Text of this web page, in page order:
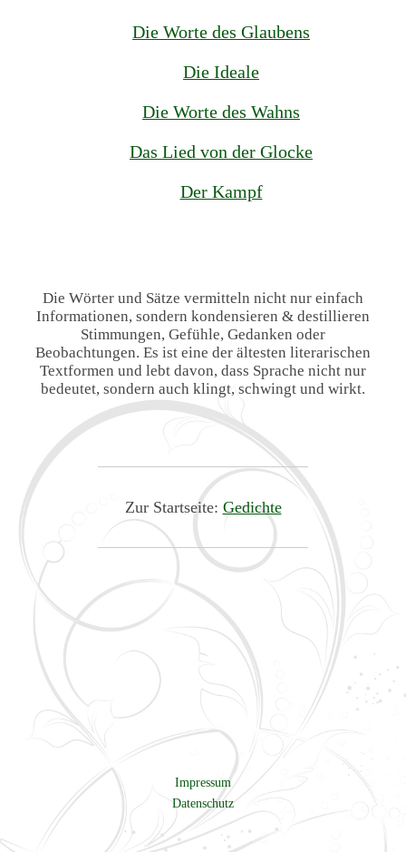
Die Worte des Glaubens
Die Ideale
Die Worte des Wahns
Das Lied von der Glocke
Der Kampf
Die Wörter und Sätze vermitteln nicht nur einfach
Informationen, sondern kondensieren & destillieren
Stimmungen, Gefühle, Gedanken oder
Beobachtungen. Es ist eine der ältesten literarischen
Textformen und lebt davon, dass Sprache nicht nur
bedeutet, sondern auch klingt, schwingt und wirkt.
Zur Startseite: Gedichte
Impressum
Datenschutz